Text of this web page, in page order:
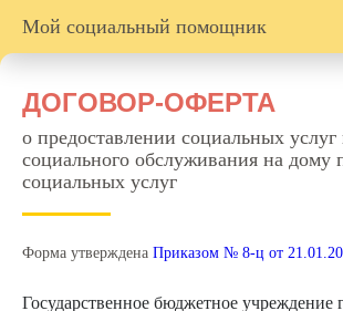
Мой социальный помощник
ДОГОВОР-ОФЕРТА
о предоставлении социальных
социального обслуживания на дому
социальных услуг
Форма утверждена Приказом № 8-ц от
Государственное бюджетное